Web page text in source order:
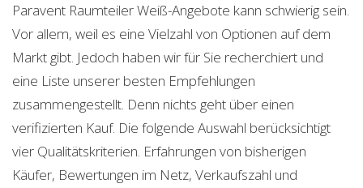
Paravent Raumteiler Weiß-Angebote kann schwierig sein.
Vor allem, weil es eine Vielzahl von Optionen auf dem
Markt gibt. Jedoch haben wir für Sie recherchiert und
eine Liste unserer besten Empfehlungen
zusammengestellt. Denn nichts geht über einen
verifizierten Kauf. Die folgende Auswahl berücksichtigt
vier Qualitätskriterien. Erfahrungen von bisherigen
Käufer, Bewertungen im Netz, Verkaufszahl und